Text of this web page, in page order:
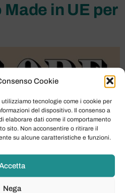
Cookie
tecnologie come i cookie per
del dispositivo. Il consenso a
elaborare dati come il comportamento
sito. Non acconsentire o ritirare il
su alcune caratteristiche e funzioni.
Nega
in UE per
Una Svolta per gli
in arrivo
saranno più limitazioni
è stato il viceministro
nel corso dell’edizione